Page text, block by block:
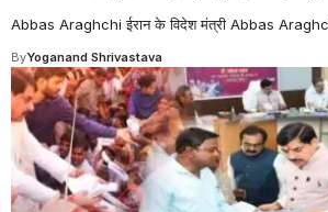
Abbas Araghchi ईरान के विदेश मंत्री Abbas
ByYoganand Shrivastava